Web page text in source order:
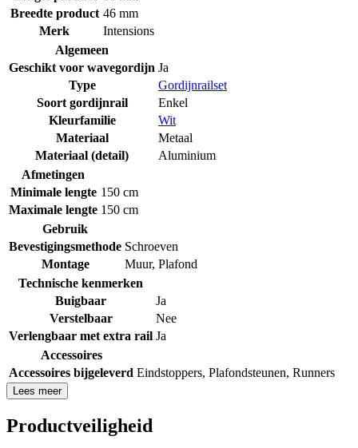
Breedte product 46 mm
Merk
Intensions
Algemeen
Geschikt voor wavegordijn Ja
Type
Gordijnrailset
Soort gordijnrail
Enkel
Kleurfamilie
Wit
Materiaal
Metaal
Materiaal (detail)
Aluminium
Afmetingen
Minimale lengte 150 cm
Maximale lengte 150 cm
Gebruik
Bevestigingsmethode Schroeven
Montage
Muur, Plafond
Technische kenmerken
Buigbaar
Ja
Verstelbaar
Nee
Verlengbaar met extra rail Ja
Accessoires
Accessoires bijgeleverd Eindstoppers, Plafondsteunen, Runners
Lees meer
Productveiligheid